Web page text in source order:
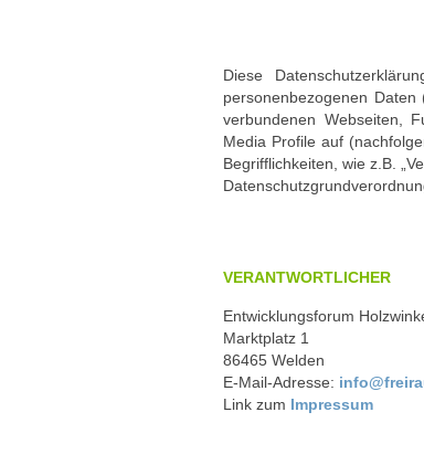
Diese
personenbezogenen
verbundenen Webseiten,
Media Profile auf
Begrifflichkeiten, wie z.B.
VERANTWORTLICHER
Entwicklungsforum
Marktplatz 1
86465 Welden
E-Mail-Adresse:
Link zum Impressum